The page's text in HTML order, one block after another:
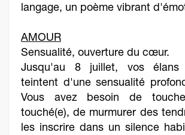
langage, un poème vibrant
AMOUR
Sensualité, ouverture du cœur.
Jusqu'au 8 juillet, vos élans
teintent d'une sensualité
Vous avez besoin de
touché(e), de murmurer des
les inscrire dans un silence